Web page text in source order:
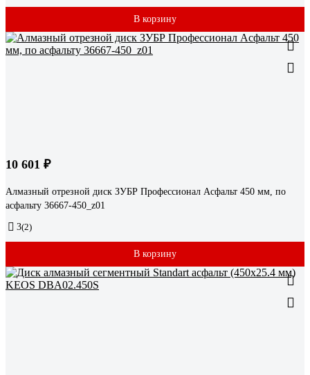
В корзину
10 601 ₽
Алмазный отрезной диск ЗУБР Профессионал Асфальт 450 мм, по
асфальту 36667-450_z01
3(2)
В корзину